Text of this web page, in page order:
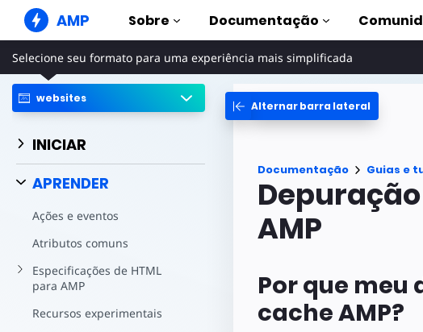
AMP Sobre
Sites em AMP
Crie experiências de web perfeitas
Web Stories
Histórias em formato reduzido
Anúncios em AMP
Anúncios super rápidos na web
E-mails de última geração
Documentação
Guias e tutoriais
Comece a usar a AMP
A biblioteca AMP completa
Exemplos
Hands-on introduction to AMP
Modelos
Pronto para usar
Selecione seu formato para uma experiência mais simplificada
websites
INICIAR
APRENDER
Ações e eventos
Atributos comuns
Especificações de HTML
para AMP
Recursos experimentais
Alternar barra lateral
Documentação Guias e
AMP
Por que
cache AMP?